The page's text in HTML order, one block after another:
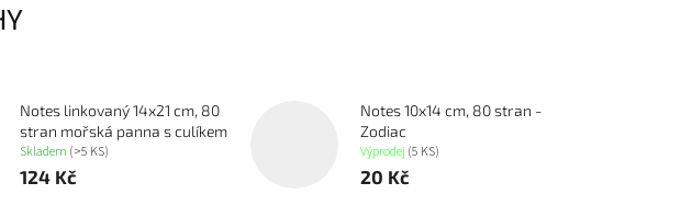
Notes linkovaný 14x21 cm, 80
stran mořská panna s culíkem
Skladem (>5 KS)
124 Kč
Notes 10x14 cm, 80 stran -
Zodiac
Výprodej (5 KS)
20 Kč